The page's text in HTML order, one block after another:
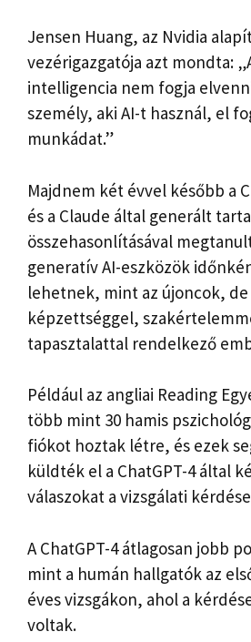
Jensen Huang, az Nvidia
vezérigazgatója azt mondta:
intelligencia nem fogja
személy, aki AI-t használ, el
munkádat.”
Majdnem két évvel később a
és a Claude által generált
összehasonlításával
generatív AI-eszközök
lehetnek, mint az újoncok,
képzettséggel,
tapasztalattal rendelkező
Például az angliai Reading
több mint 30 hamis
fiókot hoztak létre, és ezek
küldték el a ChatGPT-4 által
válaszokat a vizsgálati
A ChatGPT-4 átlagosan jobb
mint a humán hallgatók az
éves vizsgákon, ahol a
voltak.